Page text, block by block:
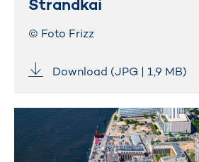
Strandkai
© Foto Frizz
Download (JPG | 1,9 MB)